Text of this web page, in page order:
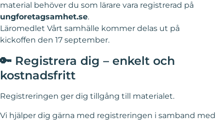
material behöver du som lärare vara registrerad på
ungforetagsamhet.se.
Läromedlet Vårt samhälle kommer delas ut på
kickoffen den 17 september.
🔑 Registrera dig – enkelt och
kostnadsfritt
Registreringen ger dig tillgång till materialet.
Vi hjälper dig gärna med registreringen i samband med